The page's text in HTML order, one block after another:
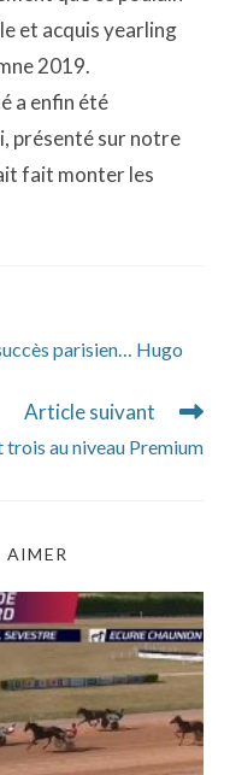
et acquis yearling
2019.
a enfin été
présenté sur notre
fait monter les
parisien… Hugo
Article suivant
au niveau Premium
AIMER